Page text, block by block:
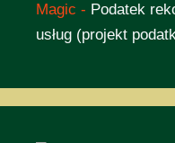
Magic - Podatek
usług (projekt